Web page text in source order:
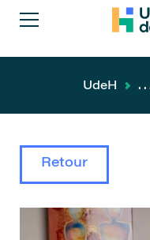
UdeH
Retour